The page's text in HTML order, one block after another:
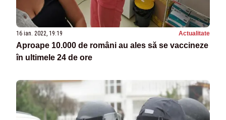
16 ian. 2022, 19:19 Actualitate
Aproape 10.000 de români au ales să se vaccineze
în ultimele 24 de ore